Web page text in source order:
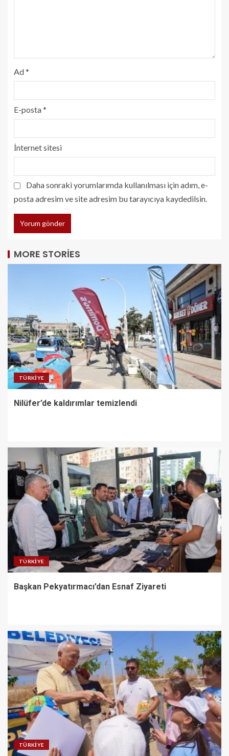
Ad*
E-posta*
İnternet sitesi
Daha sonraki yorumlarımda kullanılması için adım, e-
posta adresim ve site adresim bu tarayıcıya kaydedilsin.
MORE STORIES
TÜRKIYE
Nilüfer’de kaldırımlar temizlendi
TÜRKIYE
Başkan Pekyatırmacı’dan Esnaf Ziyareti
TÜRKIYE